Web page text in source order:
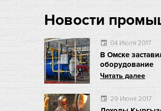
Новости
event 04 Июля 2017
В Омске
оборудование
Читать далее
event 29 Июня 2017